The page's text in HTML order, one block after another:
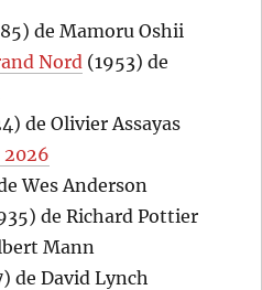
de Mamoru Oshii
Nord (1953) de
de Olivier Assayas
Wes Anderson
de Richard Pottier
Mann
de David Lynch